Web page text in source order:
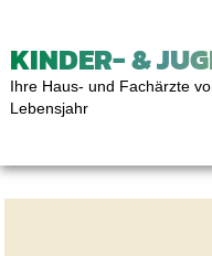
KINDER- &
Ihre Haus- und Fachärzte
Lebensjahr